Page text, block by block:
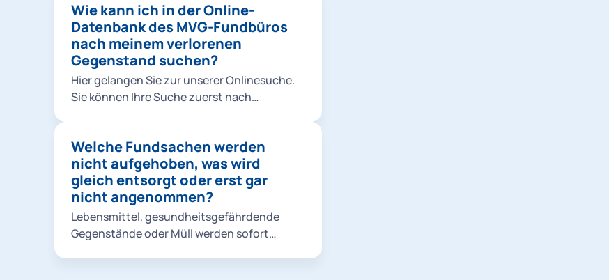
und sonstige wertige Fundgegenstände.
Hier kommen Sie zur Online-Datenbank.
Wie kann ich in der Online-
Datenbank des MVG-Fundbüros
nach meinem verlorenen
Gegenstand suchen?
Hier gelangen Sie zur unserer Onlinesuche.
Sie können Ihre Suche zuerst nach
beschreiben Sie die Fundsache und drücken
anschließend auf den Button "Suche
starten". Jetzt können Sie aus dem
Suchergebnis auswählen oder das
Suchergebnis durch Eingabe eines
Stichworts weiter einschränken. Um nähere
Welche Fundsachen werden
nicht aufgehoben, was wird
gleich entsorgt oder erst gar
nicht angenommen?
Lebensmittel, gesundheitsgefährdende
Gegenstände oder Müll werden sofort